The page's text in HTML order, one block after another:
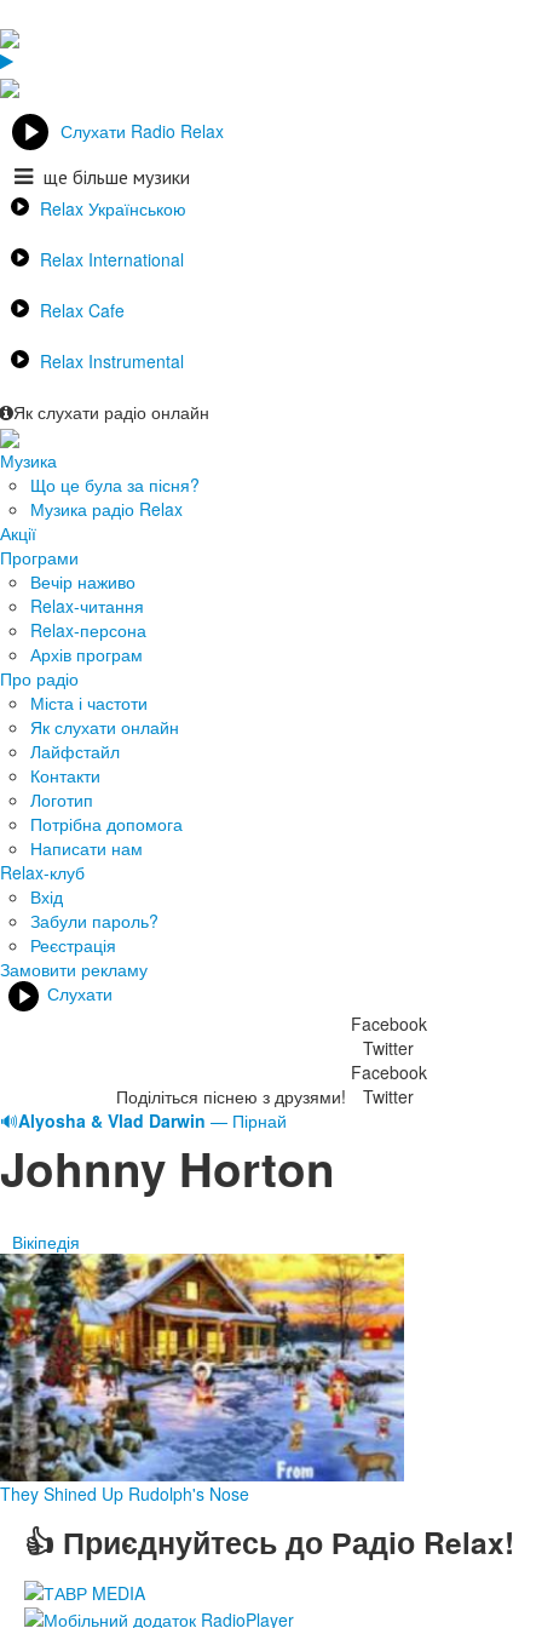
Слухати Radio Relax
ще більше музики
Relax Українською
Relax International
Relax Cafe
Relax Instrumental
Як слухати радіо онлайн
Музика
Що це була за пісня?
Музика радіо Relax
Акції
Програми
Вечір наживо
Relax-читання
Relax-персона
Архів програм
Про радіо
Міста і частоти
Як слухати онлайн
Лайфстайл
Контакти
Логотип
Потрібна допомога
Написати нам
Relax-клуб
Вхід
Забули пароль?
Реєстрація
Замовити рекламу
Слухати
Поділіться піснею з друзями!
Facebook
Twitter
Facebook
Twitter
🔊Alyosha & Vlad Darwin — Пірнай
Johnny Horton
Вікіпедія
They Shined Up Rudolph's Nose
👍 Приєднуйтесь до Радіо Relax!